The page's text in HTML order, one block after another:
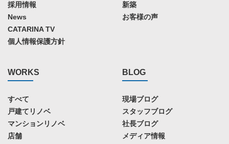
採用情報
News
CATARINA TV
個人情報保護方針
新築
お客様の声
WORKS
すべて
戸建てリノベ
マンションリノベ
店舗
BLOG
現場ブログ
スタッフブログ
社長ブログ
メディア情報